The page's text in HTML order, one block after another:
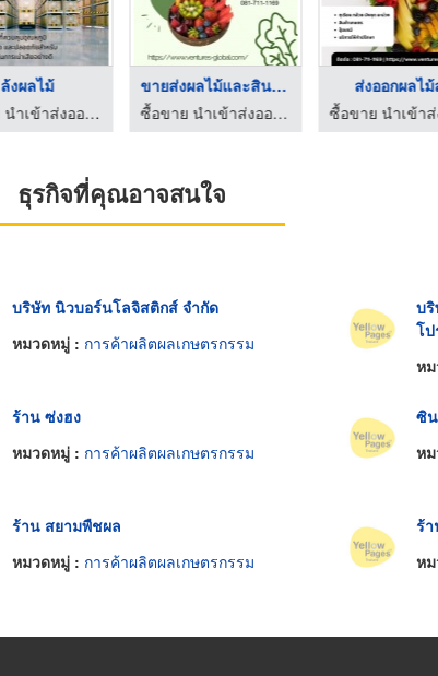
ล้งผลไม้
ซื้อขาย นำเข้าส่งออก สินค้าเกษตร และเคมีภัณฑ์ด้านการเกษตร
ขายส่งผลไม้และสินค้า ...
ซื้อขาย นำเข้าส่งออก สินค้าเกษตร และเคมีภัณฑ์ด้านการเกษตร
ส่งออกผลไ
ธุรกิจที่คุณอาจสนใจ
บริษัท นิวบอร์นโลจิสติกส์ จำกัด
หมวดหมู่ : การค้าผลิตผลเกษตรกรรม
บ
โ
ห
ร้าน ซ่งฮง
หมวดหมู่ : การค้าผลิตผลเกษตรกรรม
ซิ
ห
ร้าน สยามพืชผล
หมวดหมู่ : การค้าผลิตผลเกษตรกรรม
ร้
ห